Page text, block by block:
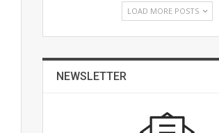
LOAD MORE POSTS
NEWSLETTER